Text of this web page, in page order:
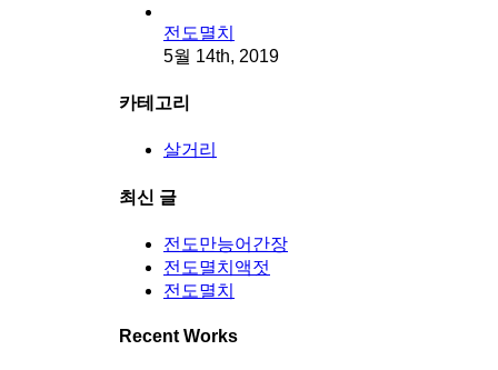
전도멸치
5월 14th, 2019
카테고리
살거리
최신 글
전도만능어간장
전도멸치액젓
전도멸치
Recent Works